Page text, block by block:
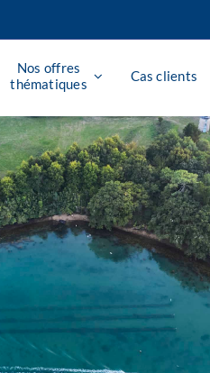
Nos offres
thématiques
Cas clients